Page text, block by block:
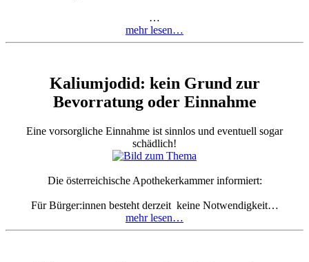
…
mehr lesen…
Kaliumjodid: kein Grund zur
Bevorratung oder Einnahme
Eine vorsorgliche Einnahme ist sinnlos und eventuell sogar
schädlich!
Die österreichische Apothekerkammer informiert:
Für Bürger:innen besteht derzeit keine Notwendigkeit…
mehr lesen…